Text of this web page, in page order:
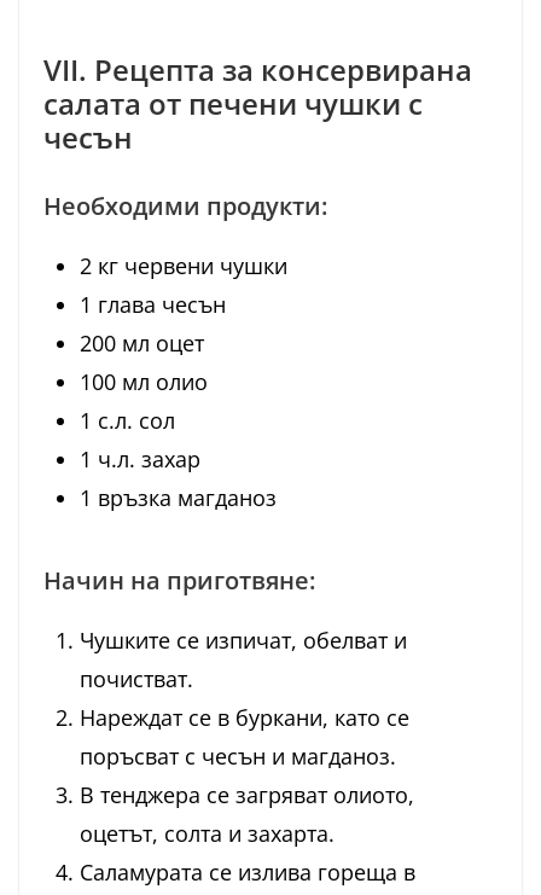
VII. Рецепта за консервирана
салата от печени чушки с
чесън
Необходими продукти:
2 кг червени чушки
1 глава чесън
200 мл оцет
100 мл олио
1 с.л. сол
1 ч.л. захар
1 връзка магданоз
Начин на приготвяне:
Чушките се изпичат, обелват и
почистват.
Нареждат се в буркани, като се
поръсват с чесън и магданоз.
В тенджера се загряват олиото,
оцетът, солта и захарта.
Саламурата се излива гореща в